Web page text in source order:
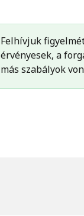
Felhívjuk
érvényesek, a
más szabályok